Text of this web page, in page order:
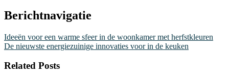
Berichtnavigatie
Ideeën voor een warme sfeer in de woonkamer met herfstkleuren
De nieuwste energiezuinige innovaties voor in de keuken
Related Posts